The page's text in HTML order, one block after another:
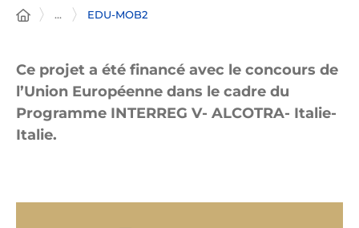
... EDU-MOB2
Ce projet a été financé avec le concours de
l’Union Européenne dans le cadre du
Programme INTERREG V- ALCOTRA- Italie-
Italie.